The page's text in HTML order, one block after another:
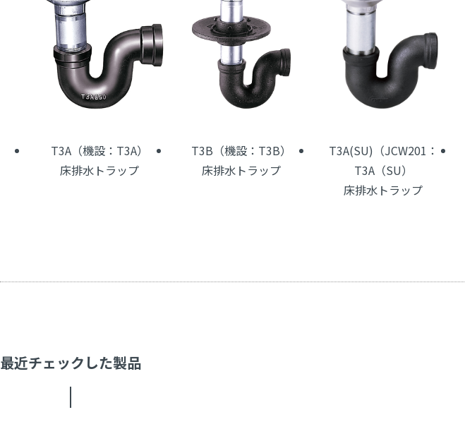
T3A（機設：T3A）
床排水トラップ
T3B（機設：T3B）
床排水トラップ
T3A(SU)（JCW201：
T3A（SU）
床排水トラップ
最近チェックした製品